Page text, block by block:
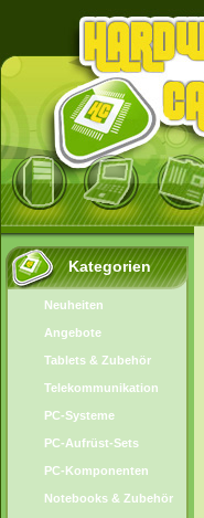
Kategorien
Neuheiten
Angebote
Tablets & Zubehör
Telekommunikation
PC-Systeme
PC-Aufrüst-Sets
PC-Komponenten
Notebooks & Zubehör